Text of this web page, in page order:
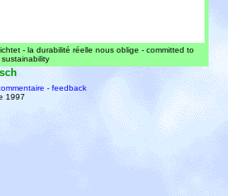
- la durabilité réelle nous oblige - committed to
- feedback
1997